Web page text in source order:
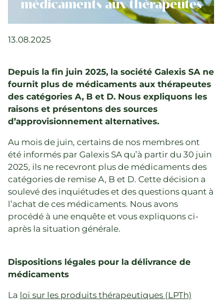
Événements actuels
Actualités
Répertoires de recherche
médicaments aux thérapeutes
13.08.2025
Depuis la fin juin 2025, la société Galexis SA ne
fournit plus de médicaments aux thérapeutes
des catégories A, B et D. Nous expliquons les
raisons et présentons des sources
d’approvisionnement alternatives.
Au mois de juin, certains de nos membres ont
été informés par Galexis SA qu’à partir du 30 juin
2025, ils ne recevront plus de médicaments des
catégories de remise A, B et D. Cette décision a
soulevé des inquiétudes et des questions quant à
l’achat de ces médicaments. Nous avons
procédé à une enquête et vous expliquons ci-
après la situation générale.
Dispositions légales pour la délivrance de
médicaments
La loi sur les produits thérapeutiques (LPTh)